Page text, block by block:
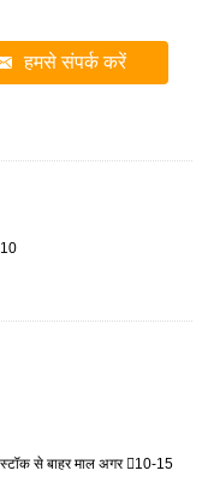
हमसे संपर्क करें
से बाहर माल अगर 10-15